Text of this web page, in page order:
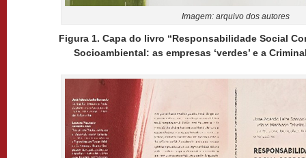
Imagem: arquivo dos autores
Figura 1. Capa do livro “Responsabilidade Social
Socioambiental: as empresas ‘verdes’ e a